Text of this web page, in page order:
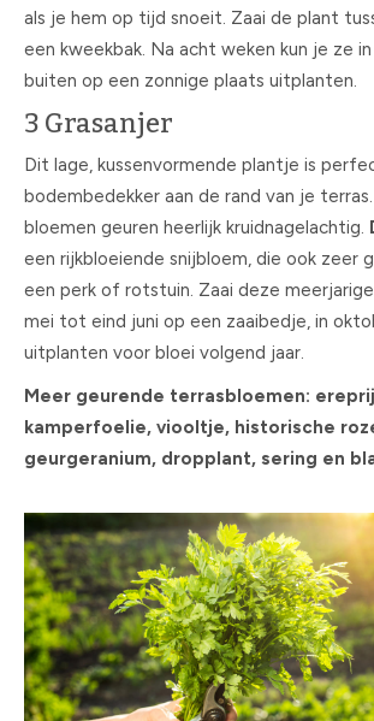
als je hem op tijd snoeit. Zaai de plant
een kweekbak. Na acht weken kun je ze
buiten op een zonnige plaats uitplanten.
3 Grasanjer
Dit lage, kussenvormende plantje is
bodembedekker aan de rand van je
bloemen geuren heerlijk kruidnagelachtig.
een rijkbloeiende snijbloem, die ook zeer
een perk of rotstuin. Zaai deze
mei tot eind juni op een zaaibedje, in
uitplanten voor bloei volgend jaar.
Meer geurende terrasbloemen:
kamperfoelie, viooltje, historische
geurgeranium, dropplant, sering en